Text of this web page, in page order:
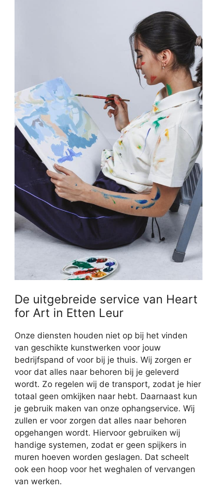
De uitgebreide service van Heart
for Art in Etten Leur
Onze diensten houden niet op bij het vinden
van geschikte kunstwerken voor jouw
bedrijfspand of voor bij je thuis. Wij zorgen er
voor dat alles naar behoren bij je geleverd
wordt. Zo regelen wij de transport, zodat je hier
totaal geen omkijken naar hebt. Daarnaast kun
je gebruik maken van onze ophangservice. Wij
zullen er voor zorgen dat alles naar behoren
opgehangen wordt. Hiervoor gebruiken wij
handige systemen, zodat er geen spijkers in
muren hoeven worden geslagen. Dat scheelt
ook een hoop voor het weghalen of vervangen
van werken.